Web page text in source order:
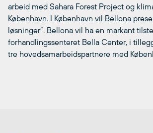
arbeid med Sahara Forest Project og
København. I København vil Bellona
løsninger”. Bellona vil ha en markant
forhandlingssenteret Bella Center, i
tre hovedsamarbeidspartnere med